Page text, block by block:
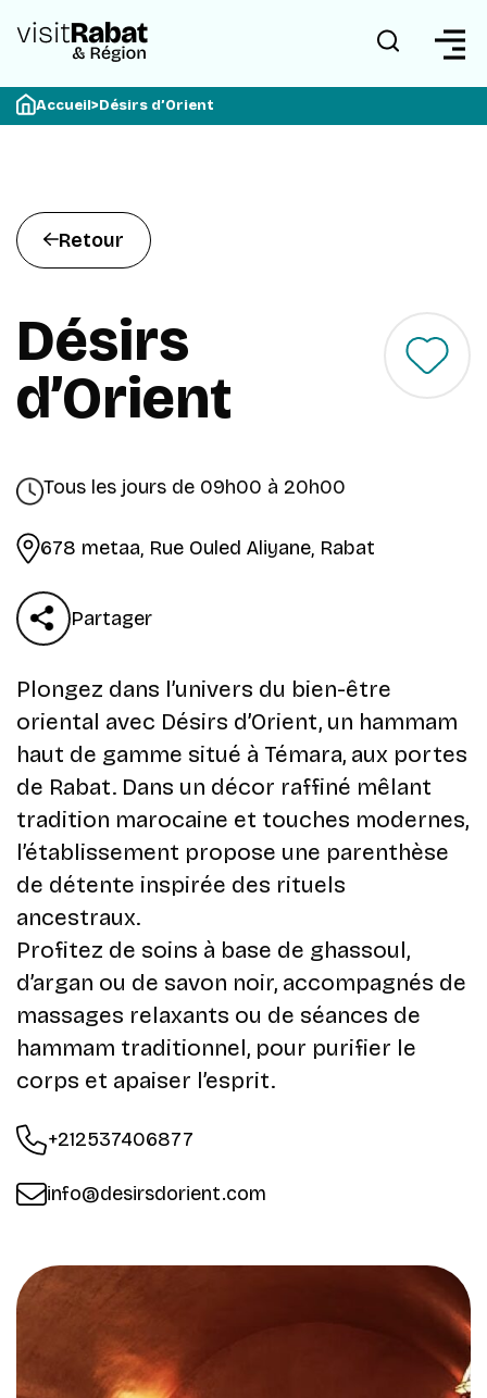
Accueil>Désirs d’Orient
Retour
Désirs
d’Orient
Tous les jours de 09h00 à 20h00
678 metaa, Rue Ouled Aliyane, Rabat
Partager
Plongez dans l’univers du bien-être
oriental avec Désirs d’Orient, un hammam
haut de gamme situé à Témara, aux portes
de Rabat. Dans un décor raffiné mêlant
tradition marocaine et touches modernes,
l’établissement propose une parenthèse
de détente inspirée des rituels
ancestraux.
Profitez de soins à base de ghassoul,
d’argan ou de savon noir, accompagnés de
massages relaxants ou de séances de
hammam traditionnel, pour purifier le
corps et apaiser l’esprit.
+212537406877
info@desirsdorient.com